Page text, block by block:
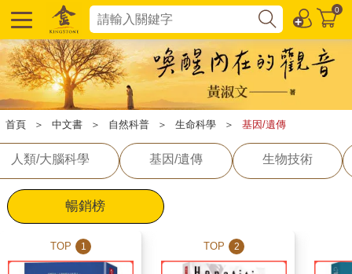
0
首頁 ＞ 中文書 ＞ 自然科普 ＞ 生命科學 ＞ 基因/遺傳
人類/大腦科學 基因/遺傳 生物技術
暢銷榜
TOP 1 TOP 2